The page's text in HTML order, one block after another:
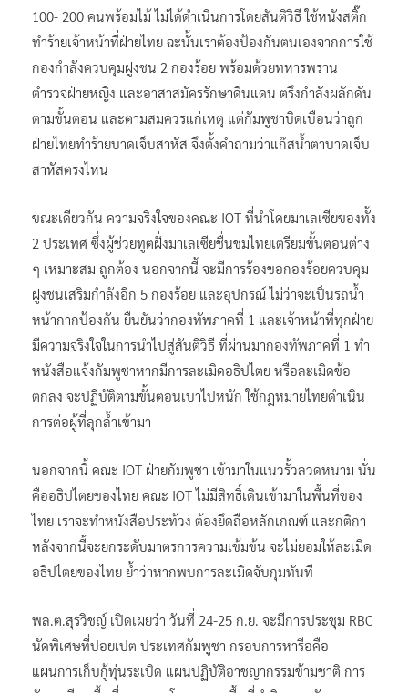
100- 200 คนพร้อมไม้ ไม่ได้ดำเนินการโดยสันติวิธี ใช้หนังสติ๊ก
ทำร้ายเจ้าหน้าที่ฝ่ายไทย ฉะนั้นเราต้องป้องกันตนเองจากการใช้
กองกำลังควบคุมฝูงชน 2 กองร้อย พร้อมด้วยทหารพราน
ตำรวจฝ่ายหญิง และอาสาสมัครรักษาดินแดน ตรึงกำลังผลักดัน
ตามขั้นตอน และตามสมควรแก่เหตุ แต่กัมพูชาบิดเบือนว่าถูก
ฝ่ายไทยทำร้ายบาดเจ็บสาหัส จึงตั้งคำถามว่าแก๊สน้ำตาบาดเจ็บ
สาหัสตรงไหน
ขณะเดียวกัน ความจริงใจของคณะ IOT ที่นำโดยมาเลเซียของทั้ง
2 ประเทศ ซึ่งผู้ช่วยทูตฝั่งมาเลเซียชื่นชมไทยเตรียมขั้นตอนต่าง
ๆ เหมาะสม ถูกต้อง นอกจากนี้ จะมีการร้องขอกองร้อยควบคุม
ฝูงชนเสริมกำลังอีก 5 กองร้อย และอุปกรณ์ ไม่ว่าจะเป็นรถน้ำ
หน้ากากป้องกัน ยืนยันว่ากองทัพภาคที่ 1 และเจ้าหน้าที่ทุกฝ่าย
มีความจริงใจในการนำไปสู่สันติวิธี ที่ผ่านมากองทัพภาคที่ 1 ทำ
หนังสือแจ้งกัมพูชาหากมีการละเมิดอธิปไตย หรือละเมิดข้อ
ตกลง จะปฏิบัติตามขั้นตอนเบาไปหนัก ใช้กฎหมายไทยดำเนิน
การต่อผู้ที่ลุกล้ำเข้ามา
นอกจากนี้ คณะ IOT ฝ่ายกัมพูชา เข้ามาในแนวรั้วลวดหนาม นั่น
คืออธิปไตยของไทย คณะ IOT ไม่มีสิทธิ์เดินเข้ามาในพื้นที่ของ
ไทย เราจะทำหนังสือประท้วง ต้องยึดถือหลักเกณฑ์ และกติกา
หลังจากนี้จะยกระดับมาตรการความเข้มข้น จะไม่ยอมให้ละเมิด
อธิปไตยของไทย ย้ำว่าหากพบการละเมิดจับกุมทันที
พล.ต.สุรวิชญ์ เปิดเผยว่า วันที่ 24-25 ก.ย. จะมีการประชุม RBC
นัดพิเศษที่ปอยเปต ประเทศกัมพูชา กรอบการหารือคือ
แผนการเก็บกู้ทุ่นระเบิด แผนปฏิบัติอาชญากรรมข้ามชาติ การ